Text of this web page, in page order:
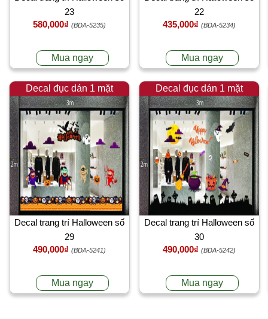
23
580,000₫ (BDA-5235)
Mua ngay
22
435,000₫ (BDA-5234)
Mua ngay
Decal đục dán 1 mặt
Decal trang trí Halloween số
29
490,000₫ (BDA-5241)
Mua ngay
Decal đục dán 1 mặt
Decal trang trí Halloween số
30
490,000₫ (BDA-5242)
Mua ngay